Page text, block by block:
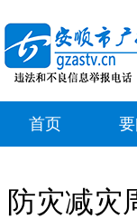
首页 要
防灾减灾